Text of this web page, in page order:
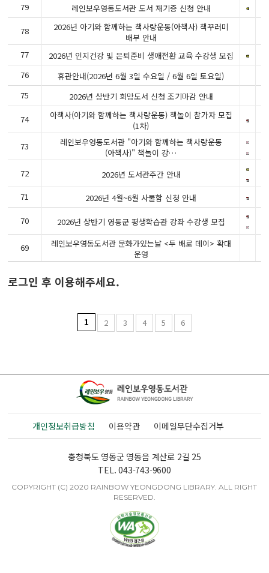
79
레인보우영동도서관 도서 재기증 신청 안내
78
2026년 아기와 함께하는 책사랑운동(아책사) 책꾸러미
배부 안내
77 2026년 인지건강 및 은퇴준비 생애전환 교육 수강생 모집
76
휴관안내(2026년 6월 3일 수요일 / 6월 6일 토요일)
75
2026년 상반기 희망도서 신청 조기마감 안내
74
아책사(아기와 함께하는 책사랑운동) 책놀이 참가자 모집
(1차)
73
레인보우영동도서관 "아기와 함께하는 책사랑운동
(아책사)" 책놀이 강…
72 2026년 도서관주간 안내
71 2026년 4월~6월 사물함 신청 안내
70 2026년 상반기 영동군 평생학습관 강좌 수강생 모집
69
레인보우영동도서관 문화가있는날 <두 배로 데이> 확대
운영
로그인 후 이용해주세요.
1 2 3 4 5 6
개인정보취급방침 이용약관 이메일무단수집거부
충청북도 영동군 영동읍 계산로 2길 25
TEL. 043-743-9600
COPYRIGHT (C) 2020 RAINBOW YEONGDONG LIBRARY. ALL RIGHT
RESERVED.